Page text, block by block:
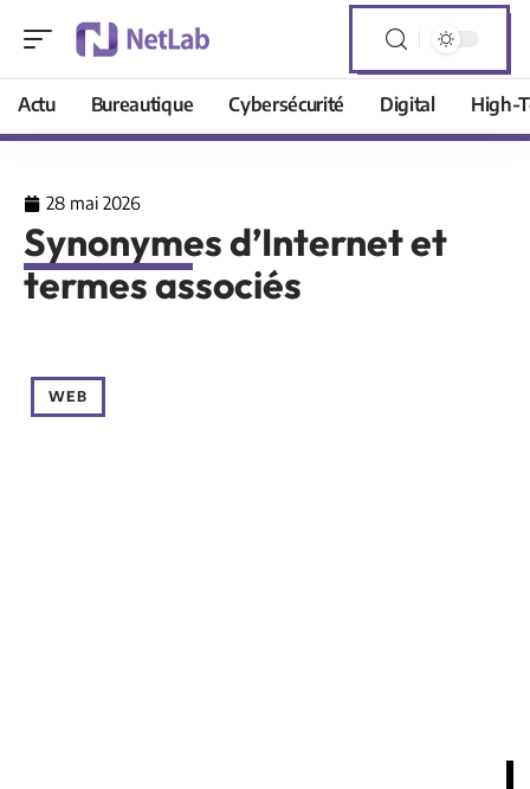
Actu Bureautique Cybersécurité Digital High-
28 mai 2026
Synonymes d’Internet et
termes associés
WEB